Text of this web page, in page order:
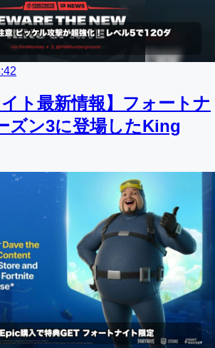
イト最新情報】フォートナ
ズン3に登場したKing